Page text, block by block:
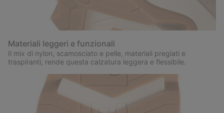
Materiali leggeri e funzionali
Il mix di nylon, scamosciato e pelle, materiali pregiati e
traspiranti, rende questa calzatura leggera e flessibile.